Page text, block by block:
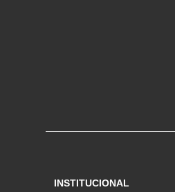
INSTITUCIONAL